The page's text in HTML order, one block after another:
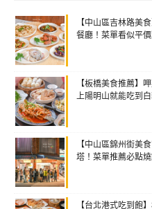
【中山區吉林路美
餐廳！菜單看似平
【板橋美食推薦】
上陽明山就能吃到
【中山區錦州街美
塔！菜單推薦必點
【台北港式吃到飽